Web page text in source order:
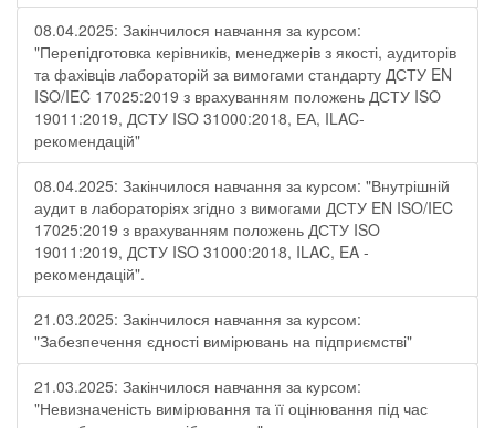
08.04.2025: Закінчилося навчання за курсом:
"Перепідготовка керівників, менеджерів з якості, аудиторів
та фахівців лабораторій за вимогами стандарту ДСТУ EN
ISO/IEC 17025:2019 з врахуванням положень ДСТУ ISO
19011:2019, ДСТУ ISO 31000:2018, ЕА, ILAC-
рекомендацій"
08.04.2025: Закінчилося навчання за курсом: "Внутрішній
аудит в лабораторіях згідно з вимогами ДСТУ EN ISO/IEC
17025:2019 з врахуванням положень ДСТУ ISO
19011:2019, ДСТУ ISO 31000:2018, ILAC, EA -
рекомендацій".
21.03.2025: Закінчилося навчання за курсом:
"Забезпечення єдності вимірювань на підприємстві"
21.03.2025: Закінчилося навчання за курсом:
"Невизначеність вимірювання та її оцінювання під час